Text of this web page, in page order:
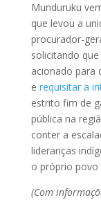
Munduruku
que levou a
procurador-
solicitando
acionado para
e requisitar a
estrito fim de
pública na
conter a
lideranças
o próprio povo
(Com